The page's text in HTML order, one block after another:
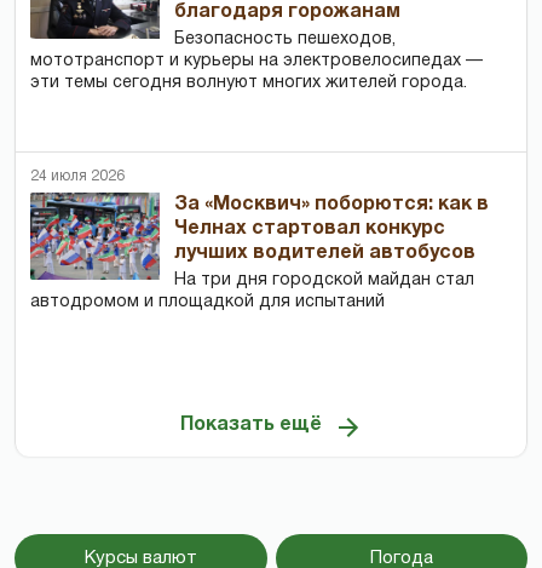
благодаря горожанам
Безопасность пешеходов,
мототранспорт и курьеры на электровелосипедах —
эти темы сегодня волнуют многих жителей города.
24 июля 2026
За «Москвич» поборются: как в
Челнах стартовал конкурс
лучших водителей автобусов
На три дня городской майдан стал
автодромом и площадкой для испытаний
Показать ещё
Курсы валют Погода